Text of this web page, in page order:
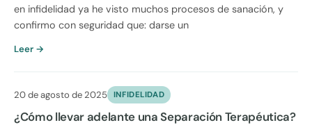
en infidelidad ya he visto muchos procesos de sanación, y
confirmo con seguridad que: darse un
Leer →
20 de agosto de 2025 INFIDELIDAD
¿Cómo llevar adelante una Separación Terapéutica?